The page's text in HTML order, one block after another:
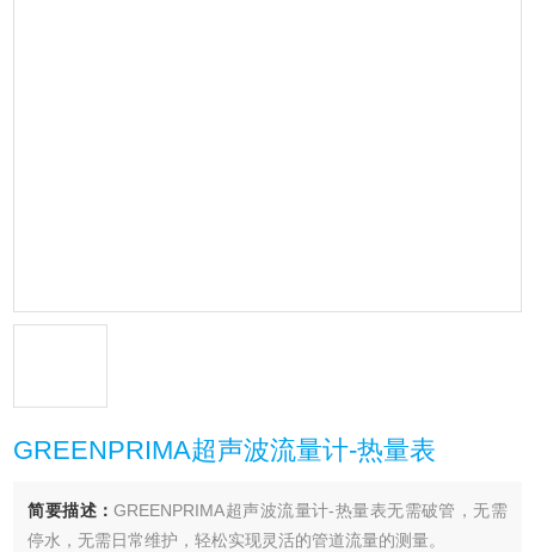
GREENPRIMA超声波流量计-热量表
简要描述：GREENPRIMA超声波流量计-热量表无需破管，无需
停水，无需日常维护，轻松实现灵活的管道流量的测量。